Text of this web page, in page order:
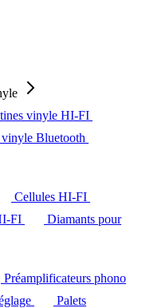
vinyle HI-FI
vinyle Bluetooth
Cellules HI-FI
FI
Diamants pour
Préamplificateurs phono
Palets